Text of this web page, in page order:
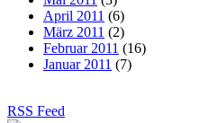
April 2011 (6)
März 2011 (2)
Februar 2011 (16)
Januar 2011 (7)
RSS Feed